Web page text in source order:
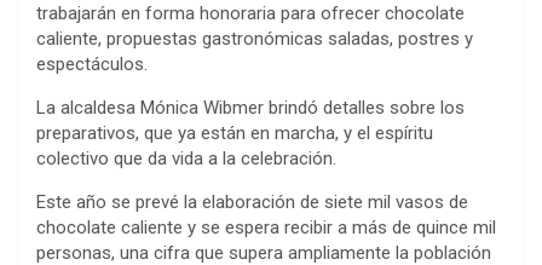
trabajarán en forma honoraria para ofrecer chocolate
caliente, propuestas gastronómicas saladas, postres y
espectáculos.
La alcaldesa Mónica Wibmer brindó detalles sobre los
preparativos, que ya están en marcha, y el espíritu
colectivo que da vida a la celebración.
Este año se prevé la elaboración de siete mil vasos de
chocolate caliente y se espera recibir a más de quince mil
personas, una cifra que supera ampliamente la población